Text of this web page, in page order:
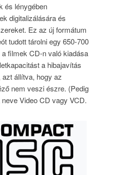
és lénygében
digitalizálására és
Ez az új formátum
tudott tárolni egy 650-700
filmek CD-n való kiadása
a hibajavítás
állítva, hogy az
nem veszi észre. (Pedig
Video CD vagy VCD.